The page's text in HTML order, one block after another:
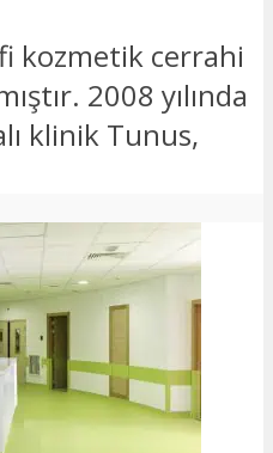
kozmetik cerrahi
2008 yılında
klinik Tunus,